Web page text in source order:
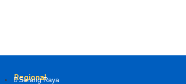
Regional
Serang Raya